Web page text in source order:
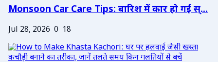
Monsoon Car Care Tips: बारिश में कार हो गई स्...
Jul 28, 2026 0 18